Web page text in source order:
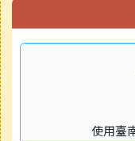
右邊區域內容
使用臺